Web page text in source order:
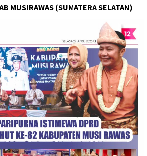
MUSIRAWAS (SUMATERA SELATAN)